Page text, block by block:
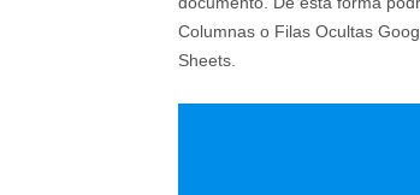
Columnas o Filas Ocultas
Sheets.